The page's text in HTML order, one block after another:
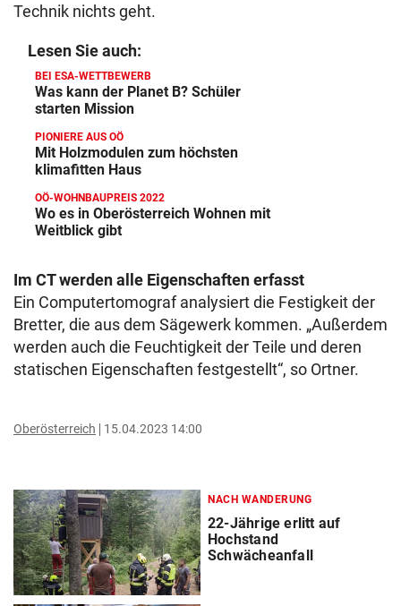
Technik nichts geht.
Lesen Sie auch:
BEI ESA-WETTBEWERB
Was kann der Planet B? Schüler
starten Mission
PIONIERE AUS OÖ
Mit Holzmodulen zum höchsten
klimafitten Haus
OÖ-WOHNBAUPREIS 2022
Wo es in Oberösterreich Wohnen mit
Weitblick gibt
Im CT werden alle Eigenschaften erfasst
Ein Computertomograf analysiert die Festigkeit der
Bretter, die aus dem Sägewerk kommen. „Außerdem
werden auch die Feuchtigkeit der Teile und deren
statischen Eigenschaften festgestellt“, so Ortner.
Oberösterreich 15.04.2023 14:00
NACH WANDERUNG
22-Jährige erlitt auf
Hochstand
Schwächeanfall